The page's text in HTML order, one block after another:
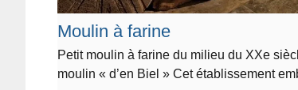
Moulin à farine
Petit moulin à farine du milieu du XXe
moulin « d’en Biel » Cet établissement